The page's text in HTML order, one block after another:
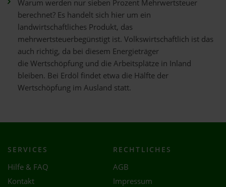
Warum werden nur sieben Prozent Mehrwertsteuer
berechnet? Es handelt sich hier um ein
landwirtschaftliches Produkt, das
mehrwertsteuerbegünstigt ist. Volkswirtschaftlich ist das
auch richtig, da bei diesem Energieträger
die Wertschöpfung und die Arbeitsplätze in Inland
bleiben. Bei Erdöl findet etwa die Hälfte der
Wertschöpfung im Ausland statt.
SERVICES
Hilfe & FAQ
Kontakt
RECHTLICHES
AGB
Impressum